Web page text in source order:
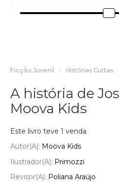
Ficção Juvenil Histórias Curtas
A história de
Moova Kids
Este livro teve 1 venda
Autor(a): Moova Kids
Ilustrador(a): Primozzi
Revisor(a): Poliana Araújo